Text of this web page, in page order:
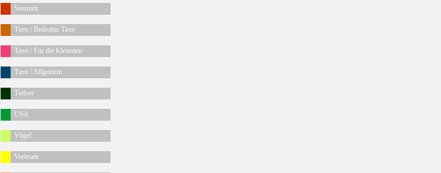
Steinzeit
Tiere / Bedrohte Tiere
Tiere / Für die Kleinsten
Tiere / Allgemein
Tiefsee
USA
Vögel
Vorlesen